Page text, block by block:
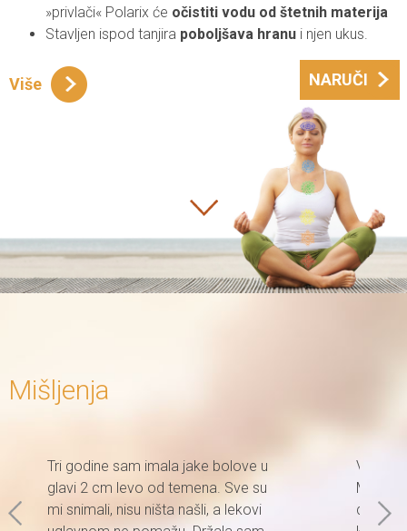
»privlači« Polarix će očistiti vodu od štetnih materija
Stavljen ispod tanjira poboljšava hranui njen ukus.
Više NARUČI
Mišljenja
Tri godine sam imala jake bolove u
glavi 2 cm levo od temena. Sve su
mi snimali, nisu ništa našli, a lekovi
Već
da ga